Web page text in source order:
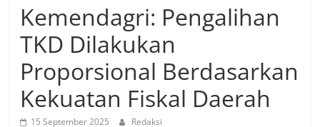
Kemendagri: Pengalihan
TKD Dilakukan
Proporsional Berdasarkan
Kekuatan Fiskal Daerah
15 September 2025 Redaksi